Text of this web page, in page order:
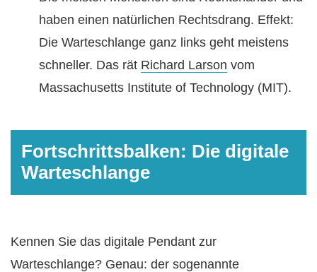
haben einen natürlichen Rechtsdrang. Effekt:
Die Warteschlange ganz links geht meistens
schneller. Das rät Richard Larson vom
Massachusetts Institute of Technology (MIT).
Fortschrittsbalken: Die digitale
Warteschlange
Kennen Sie das digitale Pendant zur
Warteschlange? Genau: der sogenannte